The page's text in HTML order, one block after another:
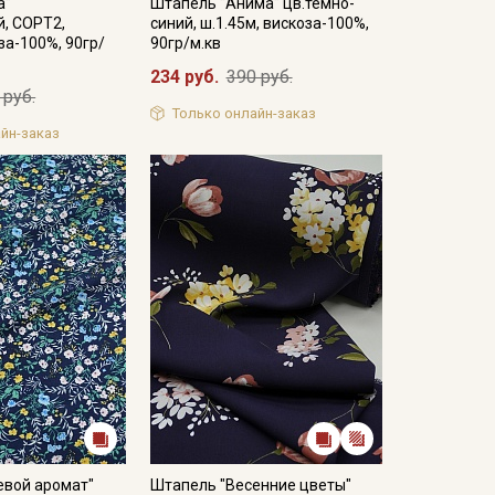
СОРТ2,
100%, 90гр/
заказ
синий, ш.1.45м, вискоза-100%,
90гр/м.кв
234 руб. 390 руб.
Только онлайн-заказ
аромат"
Штапель "Весенние цветы"